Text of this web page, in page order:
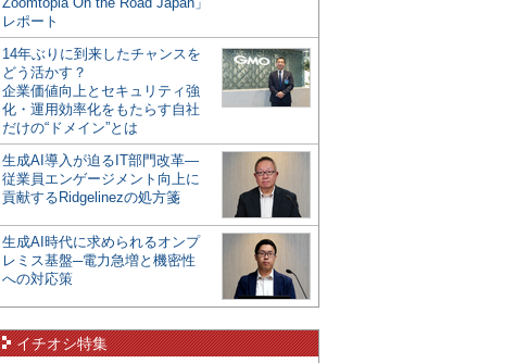
レポート
14年ぶりに到来したチャンスを
どう活かす？
企業価値向上とセキュリティ強
化・運用効率化をもたらす自社
だけの“ドメイン”とは
生成AI導入が迫るIT部門改革―
従業員エンゲージメント向上に
貢献するRidgelinezの処方箋
生成AI時代に求められるオンプ
レミス基盤─電力急増と機密性
への対応策
イチオシ特集